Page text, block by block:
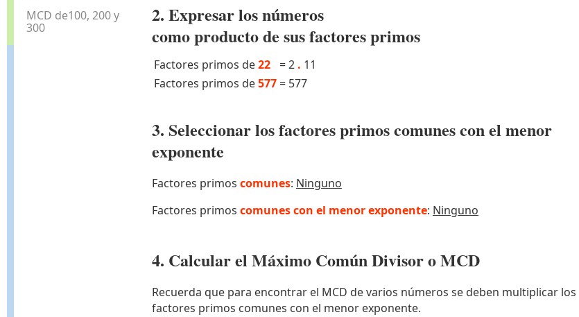
MCD de100, 200 y
300
2. Expresar los números
como producto de sus factores primos
Factores primos de22 =2 . 11
Factores primos de577 = 577
3. Seleccionar los factores primos comunes con el menor
exponente
Factores primos comunes: Ninguno
Factores primos comunes con el menor exponente: Ninguno
4. Calcular el Máximo Común Divisor o MCD
Recuerda que para encontrar el MCD de varios números se deben multiplicar los
factores primos comunes con el menor exponente.